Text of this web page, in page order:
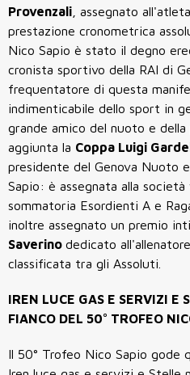
Provenzali , assegnato
prestazione cronometrica
Nico Sapio è stato il degno
cronista sportivo della RAI di
frequentatore di questa
indimenticabile dello sport in
grande amico del nuoto e della
aggiunta la Coppa Luigi
presidente del Genova Nuoto
Sapio: è assegnata alla
sommatoria Esordienti A e
inoltre assegnato un premio
Saverino dedicato
classificata tra gli Assoluti.
IREN LUCE GAS E SERVIZI E
FIANCO DEL 50° TROFEO
Il 50° Trofeo Nico Sapio gode